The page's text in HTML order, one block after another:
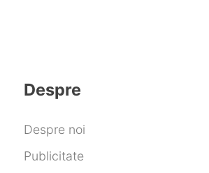
Despre
Despre noi
Publicitate